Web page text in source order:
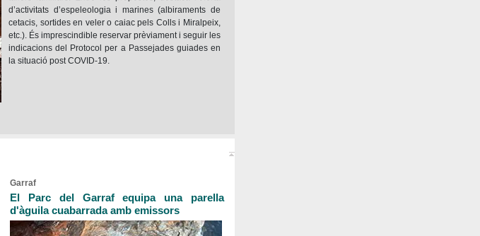
d’activitats d’espeleologia i marines (albiraments de
cetacis, sortides en veler o caiac pels Colls i Miralpeix,
etc.). És imprescindible reservar prèviament i seguir les
indicacions del Protocol per a Passejades guiades en
la situació post COVID-19.
Garraf
El Parc del Garraf equipa una parella
d'àguila cuabarrada amb emissors